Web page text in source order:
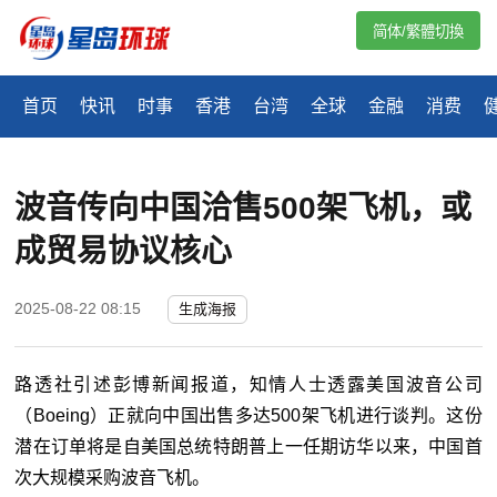
首页 快讯 时事 香港 台湾 全球 金融 消费
简体/繁體切換
波音传向中国洽售500架飞机，或
成贸易协议核心
2025-08-22 08:15 生成海报
路透社引述彭博新闻报道，知情人士透露美国波音公司
（Boeing）正就向中国出售多达500架飞机进行谈判。这份
潜在订单将是自美国总统特朗普上一任期访华以来，中国首
次大规模采购波音飞机。